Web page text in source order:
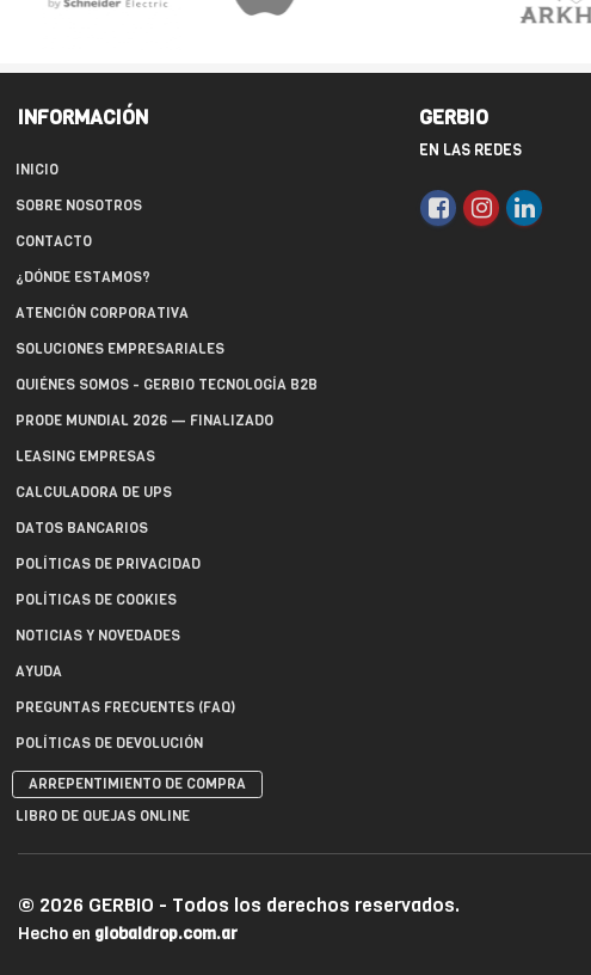
INFORMACIÓN
INICIO
SOBRE NOSOTROS
CONTACTO
¿DÓNDE ESTAMOS?
ATENCIÓN CORPORATIVA
SOLUCIONES EMPRESARIALES
QUIÉNES SOMOS - GERBIO TECNOLOGÍA B2B
PRODE MUNDIAL 2026 — FINALIZADO
LEASING EMPRESAS
CALCULADORA DE UPS
DATOS BANCARIOS
POLÍTICAS DE PRIVACIDAD
POLÍTICAS DE COOKIES
NOTICIAS Y NOVEDADES
AYUDA
PREGUNTAS FRECUENTES (FAQ)
POLÍTICAS DE DEVOLUCIÓN
ARREPENTIMIENTO DE COMPRA
LIBRO DE QUEJAS ONLINE
GERBIO
EN LAS REDES
© 2026 GERBIO - Todos los derechos reservados.
Hecho en globaldrop.com.ar